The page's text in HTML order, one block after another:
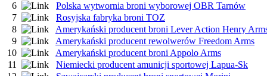
6
Polska wytwornia broni wyborowej OBR Tarnów
7
Rosyjska fabryka broni TOZ
8
Amerykański producent broni Lever Action Henry
9
Amerykański producent rewolwerów Freedom Arms
10
Amerykański producent broni Appolo Arms
11
Niemiecki producent amunicji sportowej Lapua-Sk